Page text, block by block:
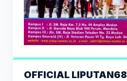
OFFICIAL LIPUTAN68